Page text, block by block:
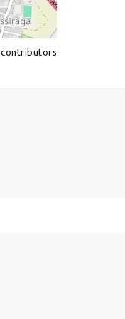
contributors